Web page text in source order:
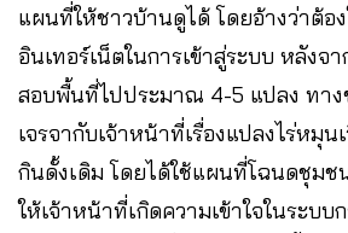
แผนที่ให้ชาวบ้านดูได้ โดยอ้างว่าต้
อินเทอร์เน็ตในการเข้าสู่ระบบ หลังจ
สอบพื้นที่ไปประมาณ 4-5 แปลง ทา
เจรจากับเจ้าหน้าที่เรื่องแปลงไร่หมุ
กินดั้งเดิม โดยได้ใช้แผนที่โฉนดชุมช
ให้เจ้าหน้าที่เกิดความเข้าใจในระบ